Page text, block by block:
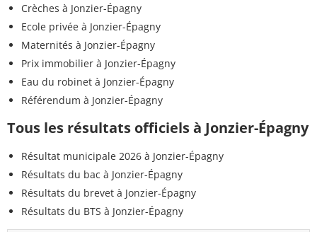
Crèches à Jonzier-Épagny
Ecole privée à Jonzier-Épagny
Maternités à Jonzier-Épagny
Prix immobilier à Jonzier-Épagny
Eau du robinet à Jonzier-Épagny
Référendum à Jonzier-Épagny
Tous les résultats officiels à Jonzier-Épagny
Résultat municipale 2026 à Jonzier-Épagny
Résultats du bac à Jonzier-Épagny
Résultats du brevet à Jonzier-Épagny
Résultats du BTS à Jonzier-Épagny